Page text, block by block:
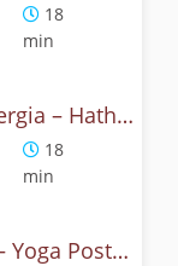
18
min
Respiro ed energia – Hatha Yoga
18
min
Anche aperte – Yoga Posturale